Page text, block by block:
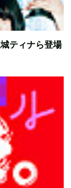
ティナら登場